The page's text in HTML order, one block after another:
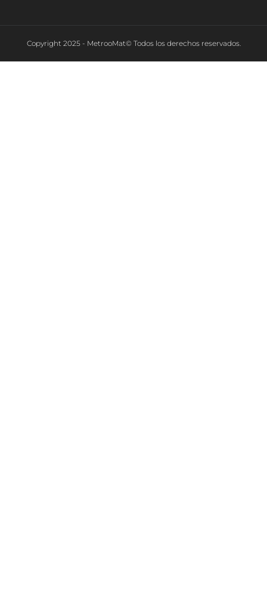
Copyright 2025 - MetrooMat© Todos los derechos reservados.